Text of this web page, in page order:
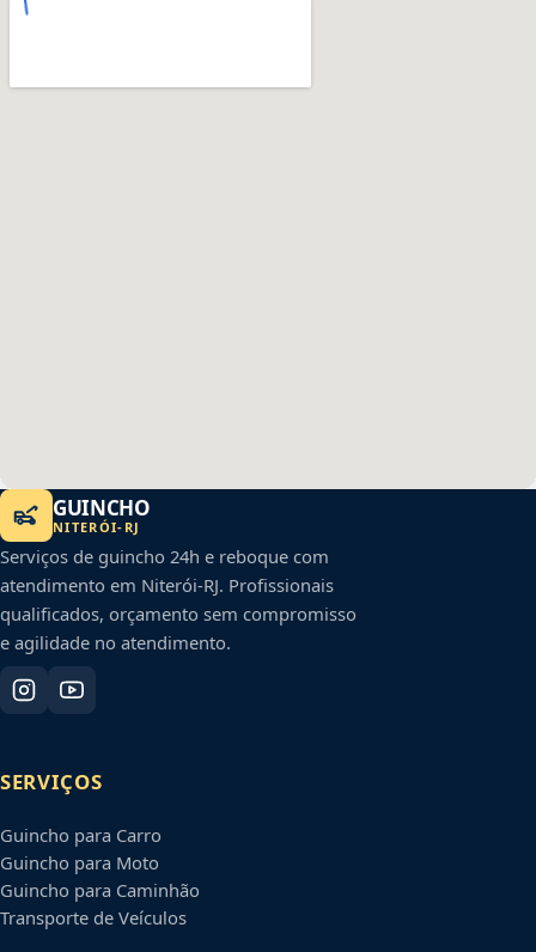
GUINCHO
NITERÓI- RJ
Serviços de guincho 24h e reboque com
atendimento em Niterói-RJ. Profissionais
qualificados, orçamento sem compromisso
e agilidade no atendimento.
SERVIÇOS
Guincho para Carro
Guincho para Moto
Guincho para Caminhão
Transporte de Veículos